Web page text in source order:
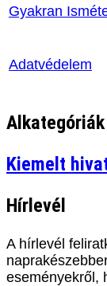
Gyakran
Adatvédelem
Alkategóriák
Kiemelt
Hírlevél
A hírlevél
eseményekről,